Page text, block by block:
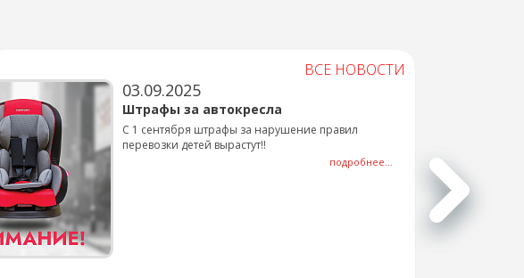
ВСЕ НОВОСТИ
03.09.2025
Штрафы за автокресла
С 1 сентября штрафы за нарушение правил
перевозки детей вырастут!!
подробнее...